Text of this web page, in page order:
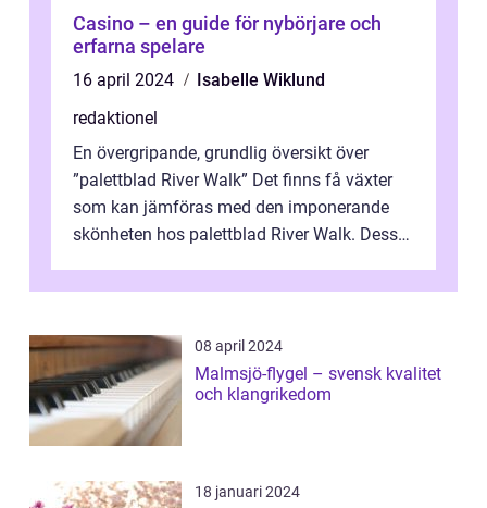
Casino – en guide för nybörjare och
erfarna spelare
16 april 2024
Isabelle Wiklund
redaktionel
En övergripande, grundlig översikt över
”palettblad River Walk” Det finns få växter
som kan jämföras med den imponerande
skönheten hos palettblad River Walk. Dess
08 april 2024
Malmsjö-flygel – svensk kvalitet
och klangrikedom
18 januari 2024